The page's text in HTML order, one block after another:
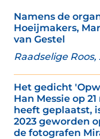
Namens de
Hoeijmakers,
van Gestel
Raadselige Roos,
Het gedicht
Han Messie op
heeft geplaatst,
2023 geworden
de fotografen